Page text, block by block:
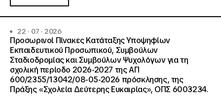
22 · 07 · 2026
Προσωρινοί Πίνακες Κατάταξης Υποψηφίων
Εκπαιδευτικού Προσωπικού, Συμβούλων
Σταδιοδρομίας και Συμβούλων Ψυχολόγων για τη
σχολική περίοδο 2026-2027 της ΑΠ
600/2355/13042/08-05-2026 πρόσκλησης, της
Πράξης «Σχολεία Δεύτερης Ευκαιρίας», ΟΠΣ 6003234.